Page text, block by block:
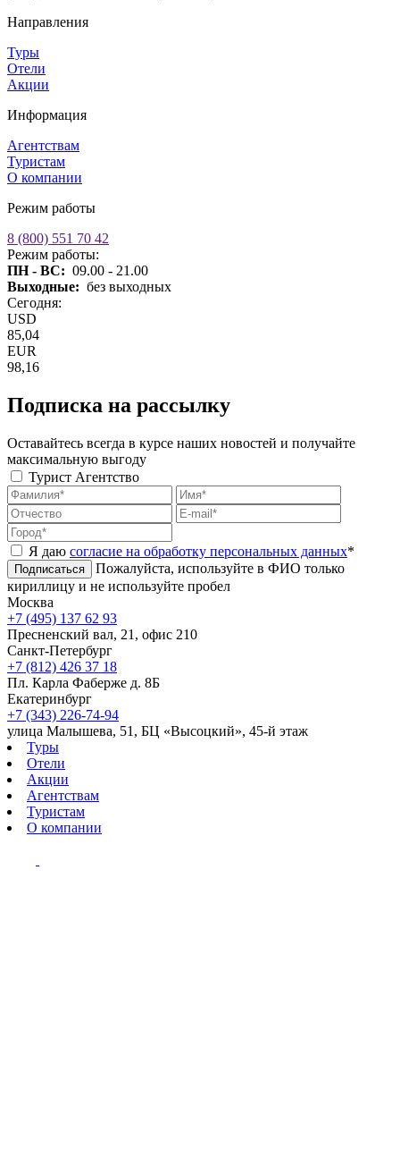
Направления
Туры
Отели
Акции
Информация
Агентствам
Туристам
О компании
Режим работы
8 (800) 551 70 42
Режим работы:
ПН - ВС: 09.00 - 21.00
Выходные: без выходных
Сегодня:
USD
85,04
EUR
98,16
Подписка на рассылку
Оставайтесь всегда в курсе наших новостей и получайте
максимальную выгоду
Турист Агентство
Я даю согласие на обработку персональных данных*
Подписаться
Пожалуйста, используйте в ФИО только
кириллицу и не используйте пробел
Москва
+7 (495) 137 62 93
Пресненский вал, 21, офис 210
Санкт-Петербург
+7 (812) 426 37 18
Пл. Карла Фаберже д. 8Б
Екатеринбург
+7 (343) 226-74-94
улица Малышева, 51, БЦ «Высоцкий», 45-й этаж
Туры
Отели
Акции
Агентствам
Туристам
О компании